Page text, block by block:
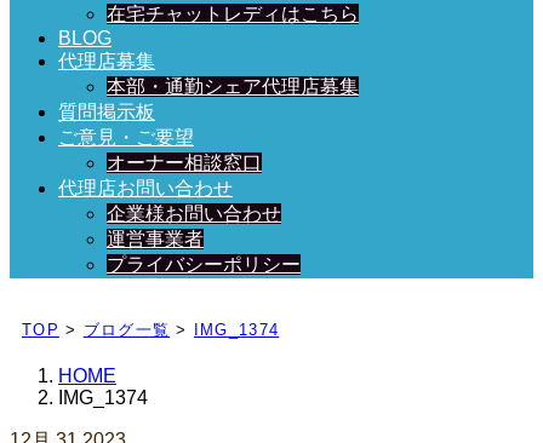
在宅チャットレディはこちら
BLOG
代理店募集
本部・通勤シェア代理店募集
質問掲示板
ご意見・ご要望
オーナー相談窓口
代理店お問い合わせ
企業様お問い合わせ
運営事業者
プライバシーポリシー
日々、ブログを更新中！
TOP > ブログ一覧 > IMG_1374
HOME
IMG_1374